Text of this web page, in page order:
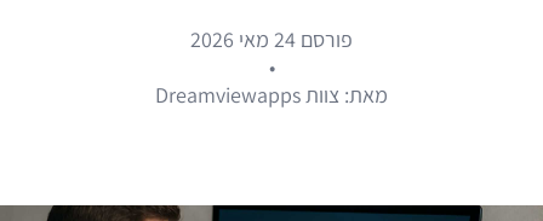
פורסם 24 מאי 2026
•
מאת: צוות Dreamviewapps